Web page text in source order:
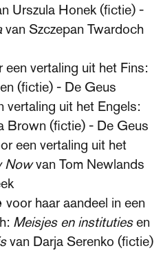
Urszula Honek (fictie) -
van Szczepan Twardoch
een vertaling uit het Fins:
(fictie) - De Geus
vertaling uit het Engels:
Brown (fictie) - De Geus
een vertaling uit het
Nowvan Tom Newlands
voor haar aandeel in een
Meisjes en institutiesen
van Darja Serenko (fictie)